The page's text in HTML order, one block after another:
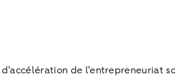
de l’entrepreneuriat